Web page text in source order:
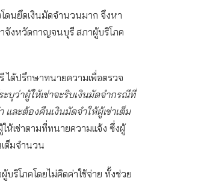
ดนยึดเงินมัดจำนวนมาก จึงหา
จังหวัดกาญจนบุรี สภาผู้บริโภค
ได้ปรึกษาทนายความเพื่อตรวจ
บุว่าผู้ให้เช่าจะริบเงินมัดจำกรณีที่
ละต้องคืนเงินมัดจำให้ผู้เช่าเต็ม
ห้เช่าตามที่ทนายความแจ้ง ซึ่งผู้
ต็มจำนวน
ริโภคโดยไม่คิดค่าใช้จ่าย ทั้งช่วย